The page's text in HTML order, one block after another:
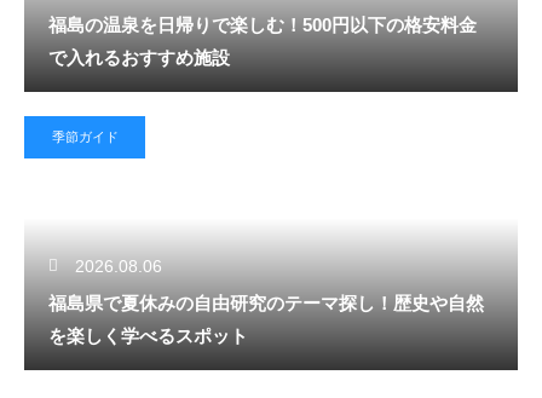
福島の温泉を日帰りで楽しむ！500円以下の格安料金
で入れるおすすめ施設
季節ガイド
2026.08.06
福島県で夏休みの自由研究のテーマ探し！歴史や自然
を楽しく学べるスポット